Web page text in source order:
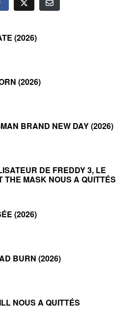
(2026)
(2026)
BRAND NEW DAY (2026)
DE FREDDY 3, LE
THE MASK NOUS A QUITTÉS
(2026)
BURN (2026)
NOUS A QUITTÉS